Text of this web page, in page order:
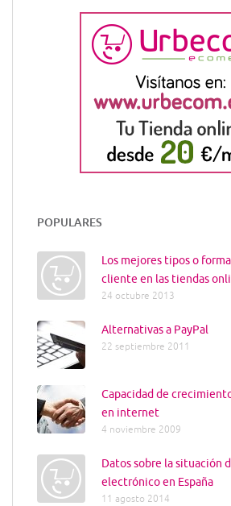
POPULARES
Los mejores tipos o
cliente en las tiendas
24 octubre 2013
Alternativas a PayPal
22 septiembre 2011
Capacidad de
en internet
4 noviembre 2009
Datos sobre la situación
electrónico en España
11 agosto 2014